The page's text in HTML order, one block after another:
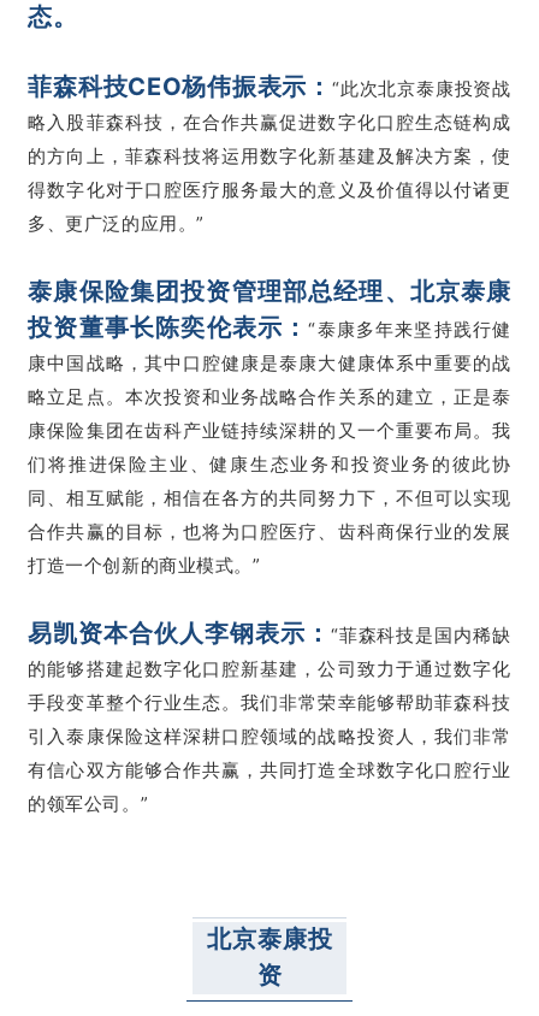
态。
菲森科技CEO杨伟振表示：“此次北京泰康投资战
略入股菲森科技，在合作共赢促进数字化口腔生态链构成
的方向上，菲森科技将运用数字化新基建及解决方案，使
得数字化对于口腔医疗服务最大的意义及价值得以付诸更
多、更广泛的应用。”
泰康保险集团投资管理部总经理、北京泰康
投资董事长陈奕伦表示：“泰康多年来坚持践行健
康中国战略，其中口腔健康是泰康大健康体系中重要的战
略立足点。本次投资和业务战略合作关系的建立，正是泰
康保险集团在齿科产业链持续深耕的又一个重要布局。我
们将推进保险主业、健康生态业务和投资业务的彼此协
同、相互赋能，相信在各方的共同努力下，不但可以实现
合作共赢的目标，也将为口腔医疗、齿科商保行业的发展
打造一个创新的商业模式。”
易凯资本合伙人李钢表示： “菲森科技是国内稀缺
的能够搭建起数字化口腔新基建，公司致力于通过数字化
手段变革整个行业生态。我们非常荣幸能够帮助菲森科技
引入泰康保险这样深耕口腔领域的战略投资人，我们非常
有信心双方能够合作共赢，共同打造全球数字化口腔行业
的领军公司。”
北京泰康投
资